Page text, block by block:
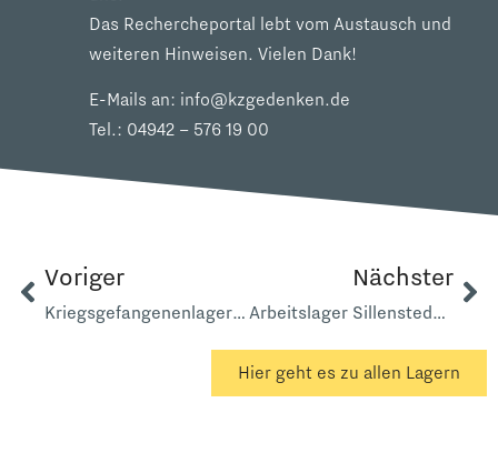
Das Rechercheportal lebt vom Austausch und
weiteren Hinweisen. Vielen Dank!
E-Mails an: info@kzgedenken.de
Tel.: 04942 – 576 19 00
Voriger
Kriegsgefangenenlager 6193 Breddewarden
Nächster
Arbeitslager Sillenstede Ostarbeiter
Hier geht es zu allen Lagern